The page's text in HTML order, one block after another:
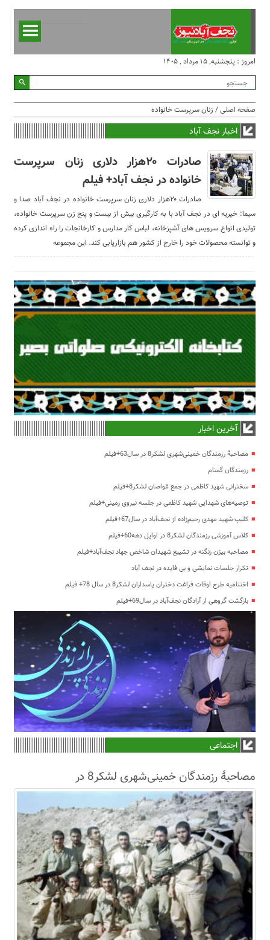
امروز : پنجشنبه, ۱۵ مرداد , ۱۴۰۵
صفحه اصلی/ زنان سرپرست خانواده
اخبار نجف آباد
صادرات ۲۰هزار دلاری زنان سرپرست
خانواده در نجف آباد+ فیلم
صادرات ۲۰هزار دلاری زنان سرپرست خانواده در نجف آباد صدا و
سیما: خیریه ای در نجف آباد با به کارگیری بیش از بیست و پنج زن سرپرست خانواده،
تولیدی انواع سرویس های آشپزخانه، لباس کار مدارس و کارخانجات را راه اندازی کرده
و توانسته محصولات خود را خارج از کشور هم بازاریابی کند. این مجموعه
آخرین اخبار
مصاحبۀ رزمندگان خمینی‌شهری لشکر8 در سال63+فیلم
رزمندگان گمنام
سخنرانی شهید کاظمی در جمع غواصان لشکر8+فیلم
توصیه‌های شهدایی شهید کاظمی در جلسه نیروی زمینی+فیلم
کلیپ شهید مهدی رحیم‌زاده از نجف‌آباد در سال67+فیلم
کلاس آموزشی رزمندگان لشکر8 در اوایل دهه60+فیلم
مصاحبه بیژن زنگنه در تشییع شهیدان شاخص جهاد نجف‌آباد+فیلم
تکرار جلسات نمایشی و بی فایده در نجف آباد
اختتامیه طرح اوقات فراغت دختران پاسداران لشکر8 در سال 78+ فیلم
بازگشت گروهی از آزادگان نجف‌آباد در سال69+فیلم
اجتماعی
مصاحبۀ رزمندگان خمینی‌شهری لشکر8 در
سال63+فیلم